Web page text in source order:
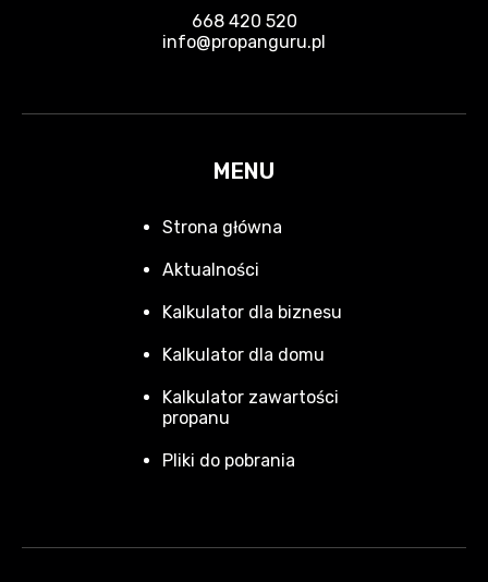
668 420 520
info@propanguru.pl
MENU
Strona główna
Aktualności
Kalkulator dla biznesu
Kalkulator dla domu
Kalkulator zawartości
propanu
Pliki do pobrania